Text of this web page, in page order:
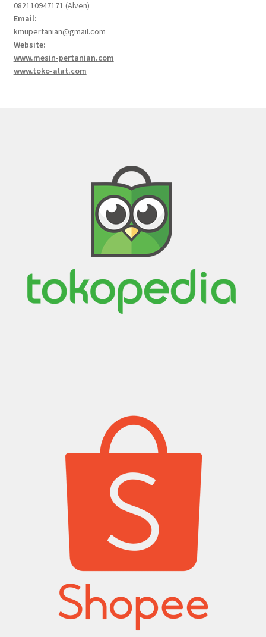
082110947171 (Alven)
Email:
kmupertanian@gmail.com
Website:
www.mesin-pertanian.com
www.toko-alat.com